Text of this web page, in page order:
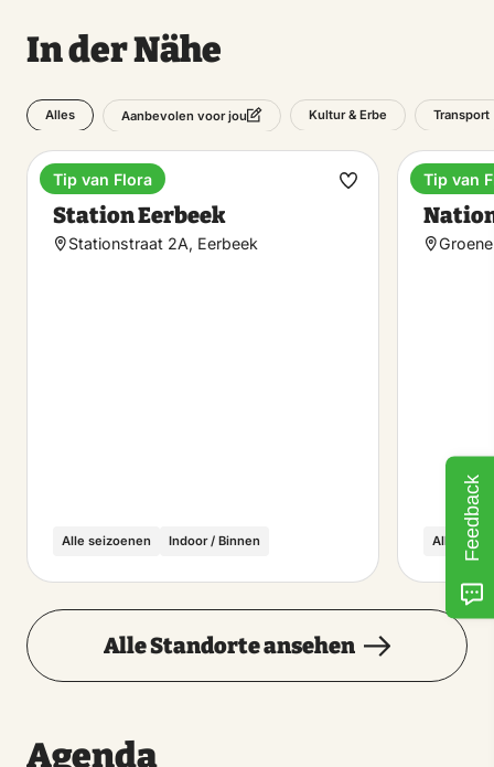
In der Nähe
Alles Aanbevolen voor jou Kultur & Erbe Transport
Bahnhöfe
Station Eerbeek
Stationstraat 2A, Eerbeek
Alle seizoenen Indoor / Binnen
Tip van Flora
Favorit
Alle
Tip van
Alle Standorte ansehen
Agenda
Feedback